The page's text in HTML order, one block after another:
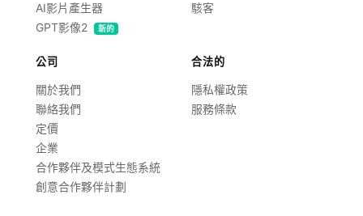
AI影片產生器
GPT影像2
新的
駭客
公司
關於我們
聯絡我們
定價
企業
合作夥伴及模式生態系統
創意合作夥伴計劃
合法的
隱私權政策
服務條款